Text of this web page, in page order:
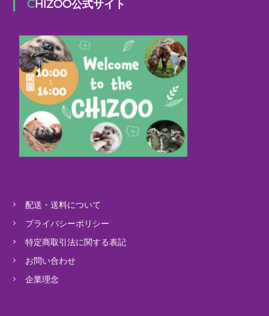
CHIZOO公式サイト
配送・送料について
プライバシーポリシー
特定商取引法に関する表記
お問い合わせ
企業理念